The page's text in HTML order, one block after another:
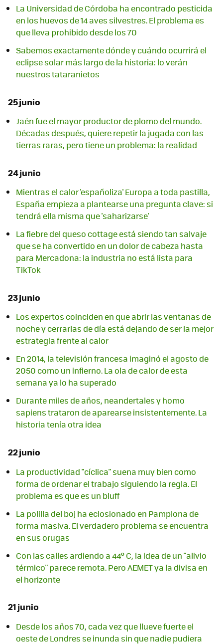
La Universidad de Córdoba ha encontrado pesticida
en los huevos de 14 aves silvestres. El problema es
que lleva prohibido desde los 70
Sabemos exactamente dónde y cuándo ocurrirá el
eclipse solar más largo de la historia: lo verán
nuestros tataranietos
25 junio
Jaén fue el mayor productor de plomo del mundo.
Décadas después, quiere repetir la jugada con las
tierras raras, pero tiene un problema: la realidad
24 junio
Mientras el calor 'españoliza' Europa a toda pastilla,
España empieza a plantearse una pregunta clave: si
tendrá ella misma que 'saharizarse'
La fiebre del queso cottage está siendo tan salvaje
que se ha convertido en un dolor de cabeza hasta
para Mercadona: la industria no está lista para
TikTok
23 junio
Los expertos coinciden en que abrir las ventanas de
noche y cerrarlas de día está dejando de ser la mejor
estrategia frente al calor
En 2014, la televisión francesa imaginó el agosto de
2050 como un infierno. La ola de calor de esta
semana ya lo ha superado
Durante miles de años, neandertales y homo
sapiens trataron de aparearse insistentemente. La
historia tenía otra idea
22 junio
La productividad "cíclica" suena muy bien como
forma de ordenar el trabajo siguiendo la regla. El
problema es que es un bluff
La polilla del boj ha eclosionado en Pamplona de
forma masiva. El verdadero problema se encuentra
en sus orugas
Con las calles ardiendo a 44º C, la idea de un "alivio
térmico" parece remota. Pero AEMET ya la divisa en
el horizonte
21 junio
Desde los años 70, cada vez que llueve fuerte el
oeste de Londres se inunda sin que nadie pudiera